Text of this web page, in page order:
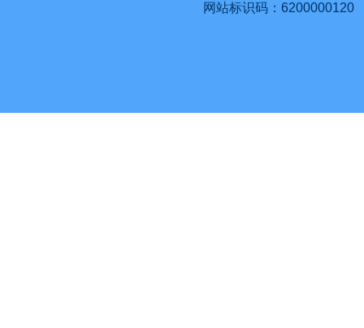
网站标识码：6200000120